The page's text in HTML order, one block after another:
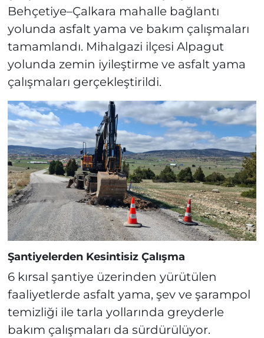
Behçetiye–Çalkara mahalle bağlantı
yolunda asfalt yama ve bakım çalışmaları
tamamlandı. Mihalgazi ilçesi Alpagut
yolunda zemin iyileştirme ve asfalt yama
çalışmaları gerçekleştirildi.
Şantiyelerden Kesintisiz Çalışma
6 kırsal şantiye üzerinden yürütülen
faaliyetlerde asfalt yama, şev ve şarampol
temizliği ile tarla yollarında greyderle
bakım çalışmaları da sürdürülüyor.